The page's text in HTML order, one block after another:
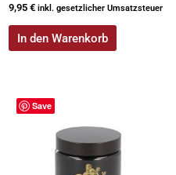
9,95 € inkl. gesetzlicher Umsatzsteuer
In den Warenkorb
Save